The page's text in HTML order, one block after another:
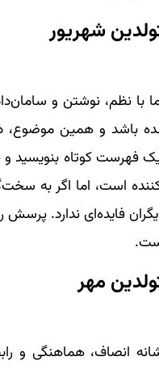
شهریور
با نظم، نوشتن و
باشد و همین موضوع،
فهرست کوتاه بنویسید و
است، اما اگر به
فایده‌ای ندارد. پرسش
مهر
انصاف، هماهنگی